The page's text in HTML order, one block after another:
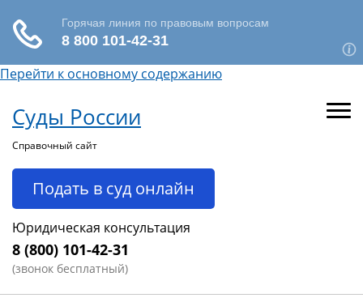
Перейти к основному содержанию
Суды России
Справочный сайт
Подать в суд онлайн
Юридическая консультация
8 (800) 101-42-31
(звонок бесплатный)